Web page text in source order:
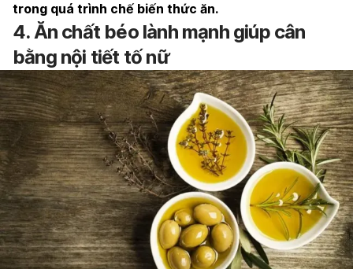
trong quá trình chế biến thức ăn.
4. Ăn chất béo lành mạnh giúp cân
bằng nội tiết tố nữ